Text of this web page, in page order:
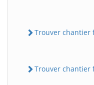
Trouver chantier
Trouver chantier